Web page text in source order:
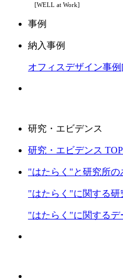
[WELL at Work]
事例
納入事例
オフィスデザイン事例
研究・エビデンス
研究・エビデンス
"はたらく"と研究所の
"はたらく"に関する研
"はたらく"に関するデ